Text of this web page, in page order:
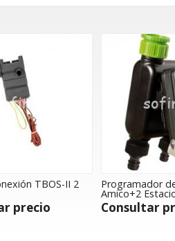
TBOS-II 2
precio
Programador
Amico+2
Consultar